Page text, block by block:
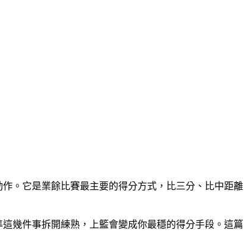
。它是業餘比賽最主要的得分方式，比三分、比中距離
幾件事拆開練熟，上籃會變成你最穩的得分手段。這篇